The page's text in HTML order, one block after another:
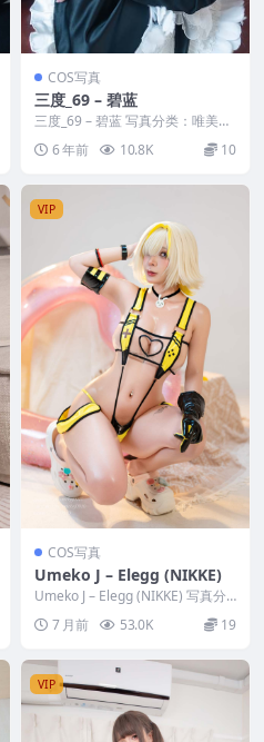
COS写真
三度_69 – 碧蓝
三度_69 – 碧蓝 写真分类：唯美，
参与模特：三度_69 [套图大小]：
[42...6 年前 10.8K 10
VIP
COS写真
Umeko J – Elegg (NIKKE)
Umeko J – Elegg (NIKKE) 写真分
7 月前 53.0K 19
VIP